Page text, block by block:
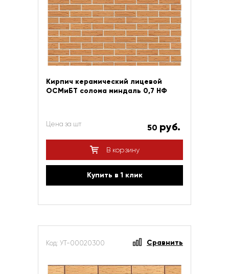
Кирпич керамический лицевой
ОСМиБТ солома миндаль 0,7 НФ
Цена за шт 50 руб.
В корзину
Купить в 1 клик
Код: УТ-00020300 Сравнить